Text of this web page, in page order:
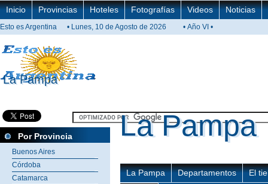
La Pampa
La Pampa
Inicio Provincias Hoteles Fotografías Videos Noticias
Esto es Argentina • Lunes, 10 de Agosto de 2026 • Año VI •
Por Provincia
Buenos Aires
Córdoba
Catamarca
La Pampa
La Pampa
La Pampa Departamentos El